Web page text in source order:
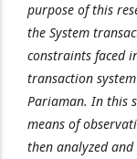
purpose of this
the System
constraints faced
transaction
Pariaman. In this
means of
then analyzed